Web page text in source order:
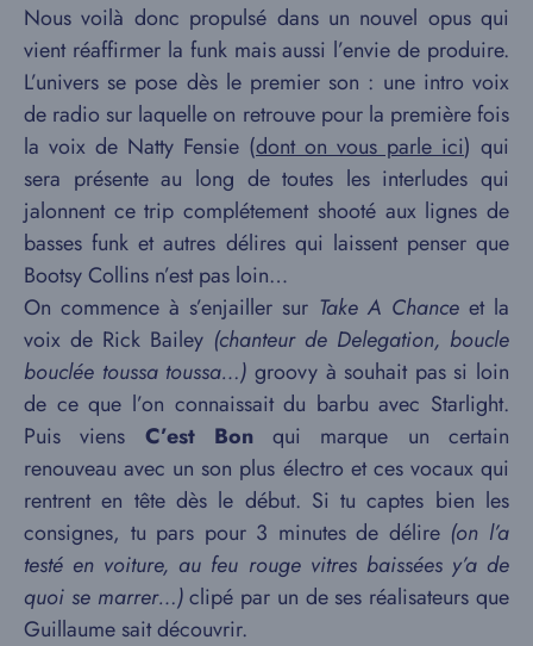
Nous voilà donc propulsé dans un nouvel opus qui
vient réaffirmer la funk mais aussi l’envie de produire.
L’univers se pose dès le premier son : une intro voix
de radio sur laquelle on retrouve pour la première fois
la voix de Natty Fensie (dont on vous parle ici) qui
sera présente au long de toutes les interludes qui
jalonnent ce trip complétement shooté aux lignes de
basses funk et autres délires qui laissent penser que
Bootsy Collins n’est pas loin…
On commence à s’enjailler sur Take A Chanceet la
voix de Rick Bailey (chanteur de Delegation, boucle
bouclée toussa toussa…) groovy à souhait pas si loin
de ce que l’on connaissait du barbu avec Starlight.
Puis viens C’est Bonqui marque un certain
renouveau avec un son plus électro et ces vocaux qui
rentrent en tête dès le début. Si tu captes bien les
consignes, tu pars pour 3 minutes de délire (on l’a
testé en voiture, au feu rouge vitres baissées y’a de
quoi se marrer…)clipé par un de ses réalisateurs que
Guillaume sait découvrir.